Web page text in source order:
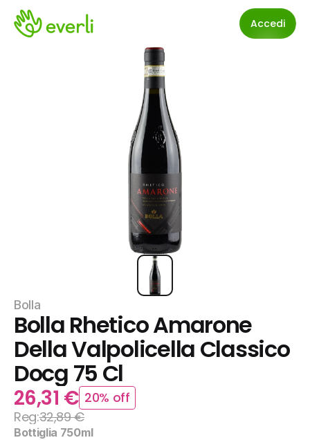
Accedi
Bolla
Bolla Rhetico Amarone
Della Valpolicella Classico
Docg 75 Cl
26,31 € 20% off
Reg:32,89 €
Bottiglia 750ml